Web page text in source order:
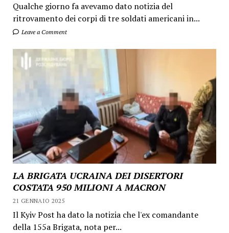
Qualche giorno fa avevamo dato notizia del
ritrovamento dei corpi di tre soldati americani in...
Leave a Comment
LA BRIGATA UCRAINA DEI DISERTORI
COSTATA 950 MILIONI A MACRON
21 GENNAIO 2025
Il Kyiv Post ha dato la notizia che l'ex comandante
della 155a Brigata, nota per...